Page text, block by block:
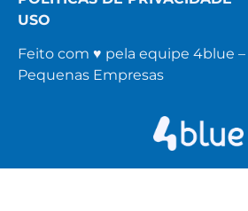
USO
Feito com ♥ pela equipe 4blue –
Pequenas Empresas